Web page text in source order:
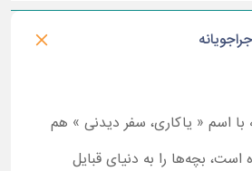
با اسم « یاکاری، سفر دیدنی » هم
است، بچه‌ها را به دنیای قبایل